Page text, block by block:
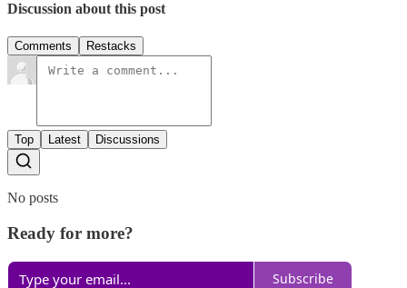
Discussion about this post
Comments Restacks
Top Latest Discussions
No posts
Ready for more?
Subscribe